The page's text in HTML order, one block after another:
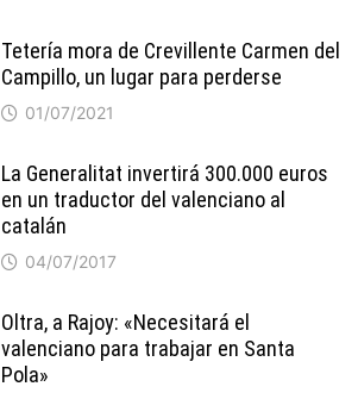
Tetería mora de Crevillente Carmen del
Campillo, un lugar para perderse
01/07/2021
La Generalitat invertirá 300.000 euros
en un traductor del valenciano al
catalán
04/07/2017
Oltra, a Rajoy: «Necesitará el
valenciano para trabajar en Santa
Pola»